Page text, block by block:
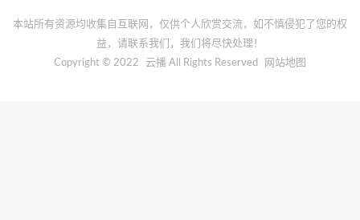
本站所有资源均收集自互联网，仅供个人欣赏交流，如不慎侵犯了您的权
益，请联系我们，我们将尽快处理！
Copyright © 2022
云播 All Rights Reserved 网站地图